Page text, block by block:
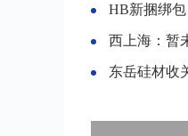
HB新捆绑
西上海：暂
东岳硅材收关注函